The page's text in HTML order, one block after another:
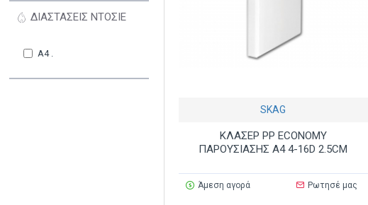
ΔΙΑΣΤΑΣΕΙΣ ΝΤΟΣΙΕ
Α4 .
SKAG
ΚΛΑΣΕΡ PP ECONOMY
ΠΑΡΟΥΣΙΑΣΗΣ Α4 4-16D 2.5CM
Άμεση αγορά Ρωτησέ μας